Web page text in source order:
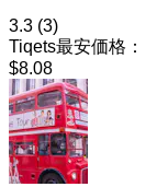
3.3 (3)
Tiqets最安価格：
$8.08